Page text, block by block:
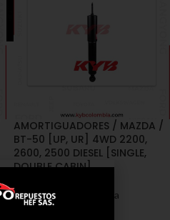
AMORTIGUADORES / MAZDA /
BT-50 [UP, UR] 4WD 2200,
2600, 2500 DIESEL [SINGLE,
DOUBLE CABIN]
Amortiguadores Mazda